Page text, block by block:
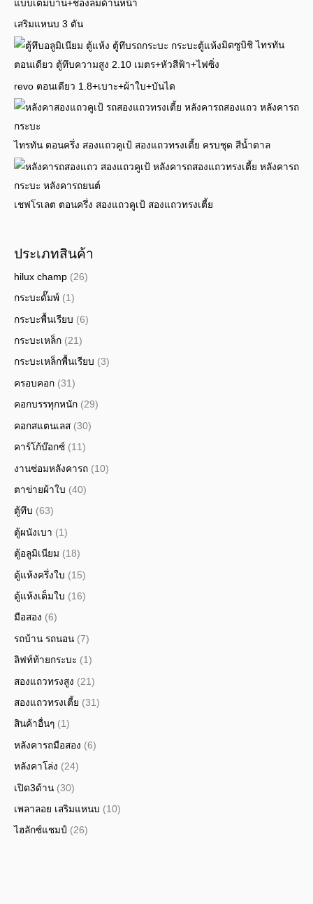
แบบเต็มบาน+ช่องลมด้านหน้า
เสริมแหนบ 3 ตัน
มิตซูบิชิ ไทรทัน
ตอนเดียว ตู้ทึบความสูง 2.10 เมตร+หัวสีฟ้า+ไฟซิ่ง
revo ตอนเดียว 1.8+เบาะ+ผ้าใบ+บันได
ไทรทัน ตอนครึ่ง สองแถวคูเป้ สองแถวทรงเตี้ย ครบชุด สีน้ำตาล
เชฟโรเลต ตอนครึ่ง สองแถวคูเป้ สองแถวทรงเตี้ย
ประเภทสินค้า
hilux champ (26)
กระบะดั๊มพ์ (1)
กระบะพื้นเรียบ (6)
กระบะเหล็ก (21)
กระบะเหล็กพื้นเรียบ (3)
ครอบคอก (31)
คอกบรรทุกหนัก (29)
คอกสแตนเลส (30)
คาร์โก้บ๊อกซ์ (11)
งานซ่อมหลังคารถ (10)
ตาข่ายผ้าใบ (40)
ตู้ทึบ (63)
ตู้ผนังเบา (1)
ตู้อลูมิเนียม (18)
ตู้แห้งครึ่งใบ (15)
ตู้แห้งเต็มใบ (16)
มือสอง (6)
รถบ้าน รถนอน (7)
ลิฟท์ท้ายกระบะ (1)
สองแถวทรงสูง (21)
สองแถวทรงเตี้ย (31)
สินค้าอื่นๆ (1)
หลังคารถมือสอง (6)
หลังคาโล่ง (24)
เปิด3ด้าน (30)
เพลาลอย เสริมแหนบ (10)
ไฮลักซ์แชมป์ (26)